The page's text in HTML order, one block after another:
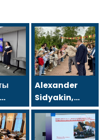
Alexander
Sidyakin,
Voronezh
Bölgesi’ndeki
iyileştirme